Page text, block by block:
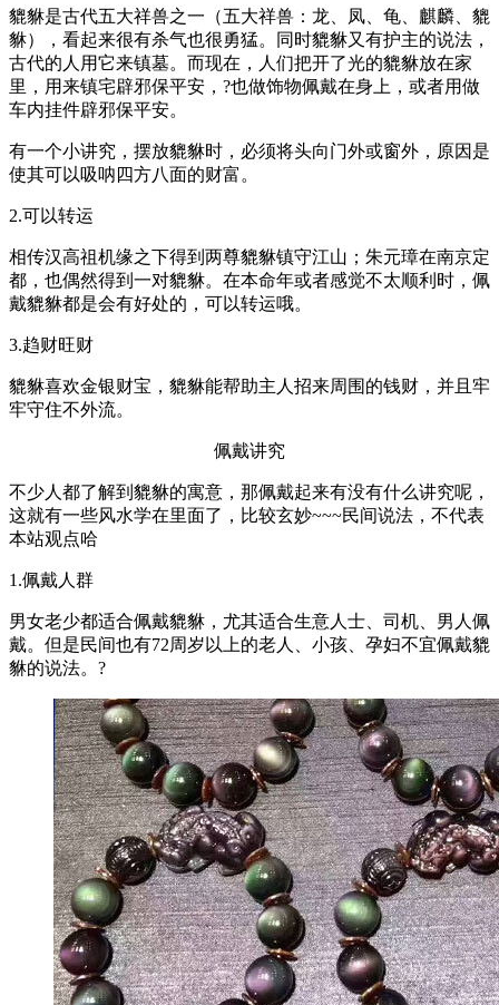
貔貅是古代五大祥兽之一（五大祥兽：龙、凤、龟、麒麟、貔
貅），看起来很有杀气也很勇猛。同时貔貅又有护主的说法，
古代的人用它来镇墓。而现在，人们把开了光的貔貅放在家
里，用来镇宅辟邪保平安，?也做饰物佩戴在身上，或者用做
车内挂件辟邪保平安。
有一个小讲究，摆放貔貅时，必须将头向门外或窗外，原因是
使其可以吸呐四方八面的财富。
2.可以转运
相传汉高祖机缘之下得到两尊貔貅镇守江山；朱元璋在南京定
都，也偶然得到一对貔貅。在本命年或者感觉不太顺利时，佩
戴貔貅都是会有好处的，可以转运哦。
3.趋财旺财
貔貅喜欢金银财宝，貔貅能帮助主人招来周围的钱财，并且牢
牢守住不外流。
佩戴讲究
不少人都了解到貔貅的寓意，那佩戴起来有没有什么讲究呢，
这就有一些风水学在里面了，比较玄妙~~~民间说法，不代表
本站观点哈
1.佩戴人群
男女老少都适合佩戴貔貅，尤其适合生意人士、司机、男人佩
戴。但是民间也有72周岁以上的老人、小孩、孕妇不宜佩戴貔
貅的说法。?